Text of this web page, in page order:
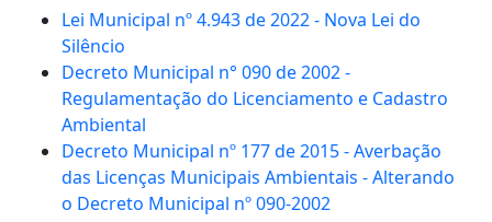
Lei Municipal nº 4.943 de 2022 - Nova Lei do
Silêncio
Decreto Municipal n° 090 de 2002 -
Regulamentação do Licenciamento e Cadastro
Ambiental
Decreto Municipal nº 177 de 2015 - Averbação
das Licenças Municipais Ambientais - Alterando
o Decreto Municipal nº 090-2002